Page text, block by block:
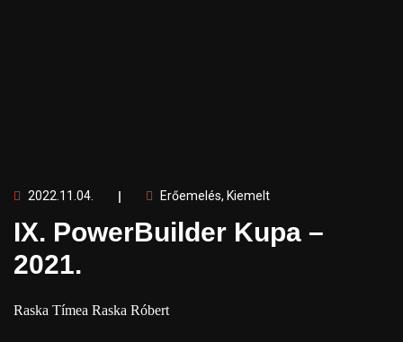
2022.11.04. Erőemelés, Kiemelt
IX. PowerBuilder Kupa –
2021.
Raska Tímea Raska Róbert